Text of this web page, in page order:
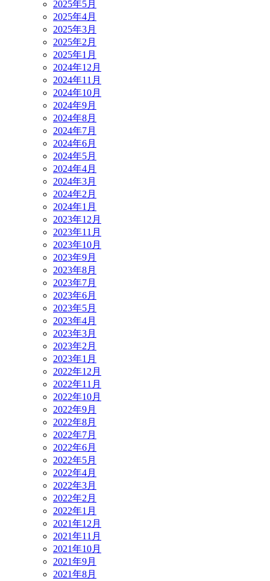
2025年5月
2025年4月
2025年3月
2025年2月
2025年1月
2024年12月
2024年11月
2024年10月
2024年9月
2024年8月
2024年7月
2024年6月
2024年5月
2024年4月
2024年3月
2024年2月
2024年1月
2023年12月
2023年11月
2023年10月
2023年9月
2023年8月
2023年7月
2023年6月
2023年5月
2023年4月
2023年3月
2023年2月
2023年1月
2022年12月
2022年11月
2022年10月
2022年9月
2022年8月
2022年7月
2022年6月
2022年5月
2022年4月
2022年3月
2022年2月
2022年1月
2021年12月
2021年11月
2021年10月
2021年9月
2021年8月